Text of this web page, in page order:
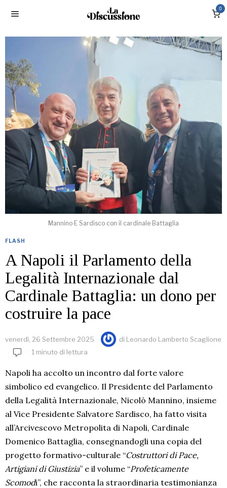
0
Mannino E Sardisco con il cardinale Battaglia
FLASH
A Napoli il Parlamento della
Legalità Internazionale dal
Cardinale Battaglia: un dono per
costruire la pace
venerdì, 26 Settembre 2025 di Leonardo Lamberto Scaglione
1 minuto di lettura
Napoli ha accolto un incontro dal forte valore
simbolico ed evangelico. Il Presidente del Parlamento
della Legalità Internazionale, Nicolò Mannino, insieme
al Vice Presidente Salvatore Sardisco, ha fatto visita
all’Arcivescovo Metropolita di Napoli, Cardinale
Domenico Battaglia, consegnandogli una copia del
progetto formativo-culturale “Costruttori di Pace,
Artigiani di Giustizia” e il volume “Profeticamente
Scomodi”, che racconta la straordinaria testimonianza